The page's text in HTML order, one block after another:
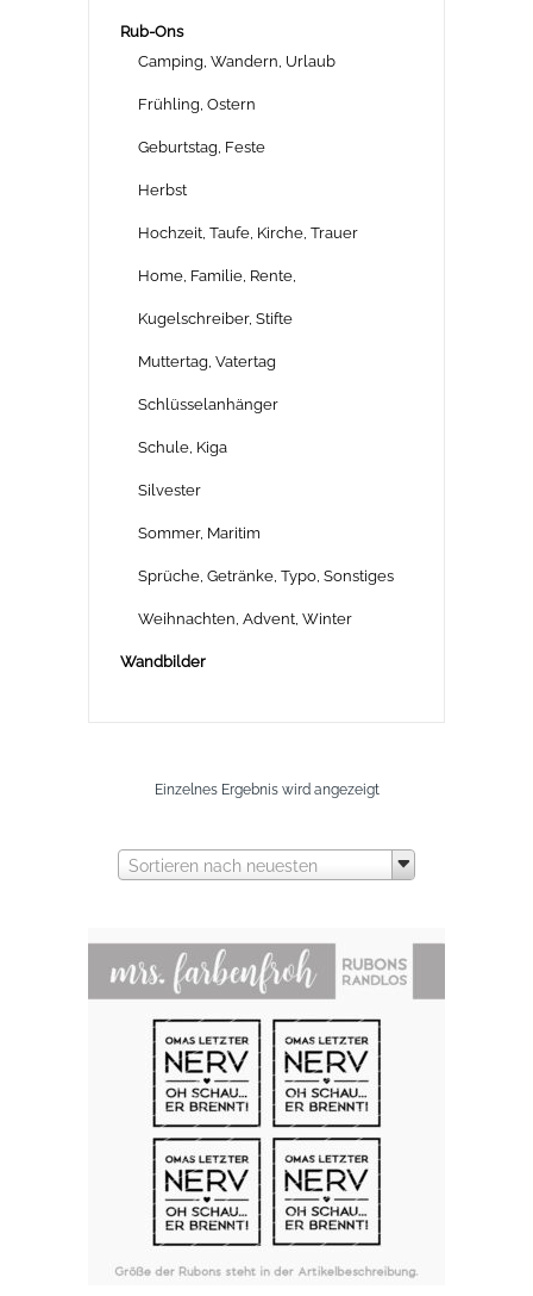
Rub-Ons
Camping, Wandern, Urlaub
Frühling, Ostern
Geburtstag, Feste
Herbst
Hochzeit, Taufe, Kirche, Trauer
Home, Familie, Rente,
Kugelschreiber, Stifte
Muttertag, Vatertag
Schlüsselanhänger
Schule, Kiga
Silvester
Sommer, Maritim
Sprüche, Getränke, Typo, Sonstiges
Weihnachten, Advent, Winter
Wandbilder
Einzelnes Ergebnis wird angezeigt
Sortieren nach neuesten